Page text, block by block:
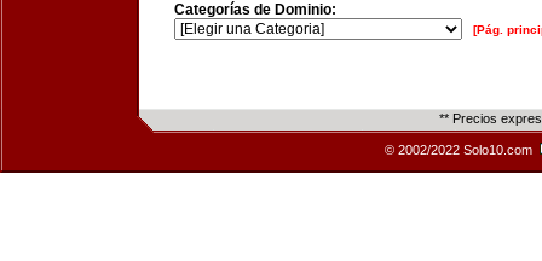
Categorías de Dominio:
[Pág.
** Precios
© 2002/2022 Solo10.com